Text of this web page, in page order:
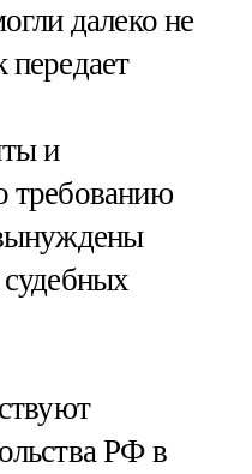
далеко не
и
требованию
РФ в